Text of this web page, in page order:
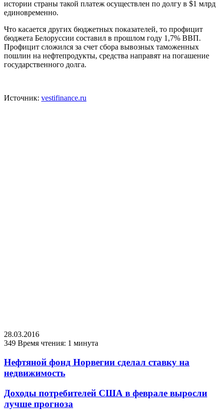
истории страны такой платеж осуществлен по долгу в $1 млрд
единовременно.
Что касается других бюджетных показателей, то профицит
бюджета Белоруссии составил в прошлом году 1,7% ВВП.
Профицит сложился за счет сбора вывозных таможенных
пошлин на нефтепродукты, средства направят на погашение
государственного долга.
Источник: vestifinance.ru
28.03.2016
349 Время чтения: 1 минута
Нефтяной фонд Норвегии сделал ставку на
недвижимость
Доходы потребителей США в феврале выросли
лучше прогноза